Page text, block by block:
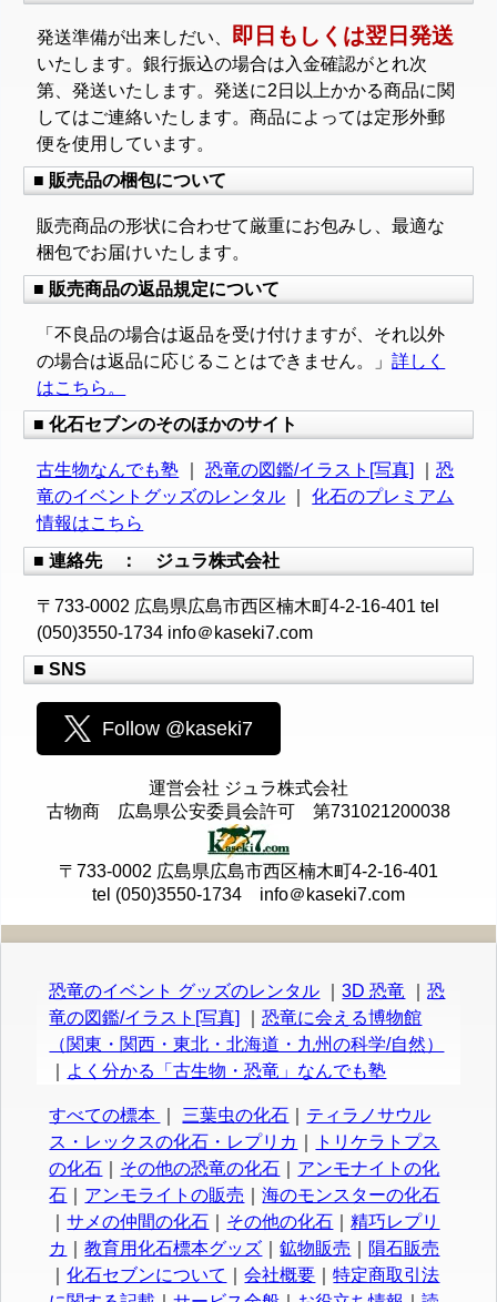
発送準備が出来しだい、 即日もしくは翌日発送
いたします。銀行振込の場合は入金確認がとれ次
第、発送いたします。発送に2日以上かかる商品に関
してはご連絡いたします。商品によっては定形外郵
便を使用しています。
■ 販売品の梱包について
販売商品の形状に合わせて厳重にお包みし、最適な
梱包でお届けいたします。
■ 販売商品の返品規定について
「不良品の場合は返品を受け付けますが、それ以外
の場合は返品に応じることはできません。」詳しく
はこちら。
■ 化石セブンのそのほかのサイト
古生物なんでも塾 ｜恐竜の図鑑/イラスト[写真] ｜恐
竜のイベントグッズのレンタル ｜化石のプレミアム
情報はこちら
■ 連絡先 ： ジュラ株式会社
〒733-0002 広島県広島市西区楠木町4-2-16-401 tel
(050)3550-1734 info＠kaseki7.com
■ SNS
Follow @kaseki7
運営会社 ジュラ株式会社
古物商 広島県公安委員会許可 第731021200038
〒733-0002 広島県広島市西区楠木町4-2-16-401
tel (050)3550-1734 info＠kaseki7.com
恐竜のイベント グッズのレンタル ｜3D 恐竜 ｜恐
竜の図鑑/イラスト[写真]
｜恐竜に会える博物館
（関東・関西・東北・北海道・九州の科学/自然）
よく分かる「古生物・恐竜」なんでも塾
すべての標本 三葉虫の化石
ティラノサウル
ス・レックスの化石・レプリカ
トリケラトプス
の化石
その他の恐竜の化石
アンモナイトの化
石
アンモライトの販売 ｜海のモンスターの化石
｜サメの仲間の化石 その他の化石 ｜精巧レプリ
カ
｜教育用化石標本グッズ ｜鉱物販売
隕石販売
｜化石セブンについて ｜会社概要 ｜特定商取引法